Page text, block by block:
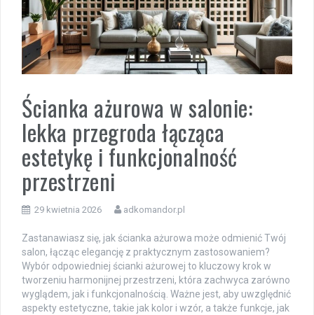
Ścianka ażurowa w salonie:
lekka przegroda łącząca
estetykę i funkcjonalność
przestrzeni
29 kwietnia 2026 adkomandor.pl
Zastanawiasz się, jak ścianka ażurowa może odmienić Twój
salon, łącząc elegancję z praktycznym zastosowaniem?
Wybór odpowiedniej ścianki ażurowej to kluczowy krok w
tworzeniu harmonijnej przestrzeni, która zachwyca zarówno
wyglądem, jak i funkcjonalnością. Ważne jest, aby uwzględnić
aspekty estetyczne, takie jak kolor i wzór, a także funkcje, jak